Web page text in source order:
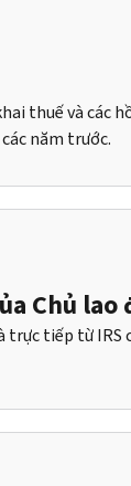
thuế và các
năm trước.
Chủ lao
trực tiếp từ IRS